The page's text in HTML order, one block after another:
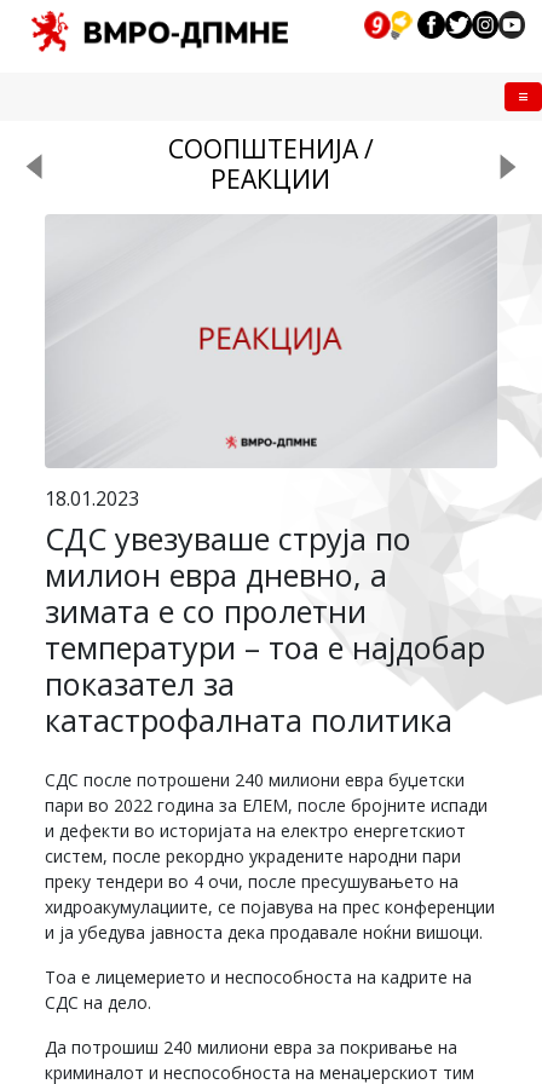
СООПШТЕНИЈА /
РЕАКЦИИ
18.01.2023
СДС увезуваше струја по
милион евра дневно, а
зимата е со пролетни
температури – тоа е најдобар
показател за
катастрофалната политика
СДС после потрошени 240 милиони евра буџетски
пари во 2022 година за ЕЛЕМ, после бројните испади
и дефекти во историјата на електро енергетскиот
систем, после рекордно украдените народни пари
преку тендери во 4 очи, после пресушувањето на
хидроакумулациите, се појавува на прес конференции
и ја убедува јавноста дека продавале ноќни вишоци.
Тоа е лицемерието и неспособноста на кадрите на
СДС на дело.
Да потрошиш 240 милиони евра за покривање на
криминалот и неспособноста на менаџерскиот тим